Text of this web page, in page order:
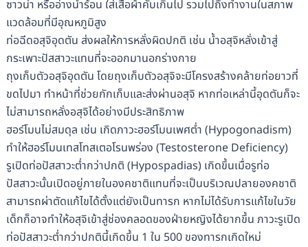
ซาวน่า หรืออ่างน้ำร้อน ใส่เสื้อผ้าคับเกินไป รวมไปถึงทำงานในสภาพ
แวดล้อมที่มีอุณหภูมิสูง
ท่อฉีดอสุจิอุดตัน ส่งผลให้การหลั่งผิดปกติ เช่น น้ำอสุจิหลั่งเข้าสู่
กระเพาะปัสสาวะแทนที่จะออกมานอกร่างกาย
ถุงเก็บตัวอสุจิอุดตัน โดยถุงเก็บตัวอสุจิจะมีโครงสร้างคล้ายท่อยาวที่
ขดไปมา ทำหน้าที่ช่วยกักเก็บและส่งผ่านอสุจิ หากท่อเหล่านี้อุดตันก็จะ
ไม่สามารถหลั่งอสุจิได้อย่างมีประสิทธิภาพ
ฮอร์โมนไม่สมดุล เช่น เกิดภาวะฮอร์โมนเพศต่ำ (Hypogonadism)
ทำให้ฮอร์โมนเทสโทสเตอโรนพร่อง (Testosterone Deficiency)
รูเปิดท่อปัสสาวะต่ำกว่าปกติ (Hypospadias) เกิดขึ้นเมื่อรูท่อ
ปัสสาวะนั้นเปิดอยู่ภายในองคชาติแทนที่จะเป็นบริเวณปลายองคชาติ
สามารถผ่าตัดแก้ไขได้ตั้งแต่ยังเป็นทารก หากไม่ได้รับการแก้ไขในวัย
เด็กก็อาจทำให้อสุจิเข้าสู่ช่องคลอดของฝ่ายหญิงได้ยากขึ้น ภาวะรูเปิด
ท่อปัสสาวะต่ำกว่าปกตินี้เกิดขึ้น 1 ใน 500 ของทารกเกิดใหม่